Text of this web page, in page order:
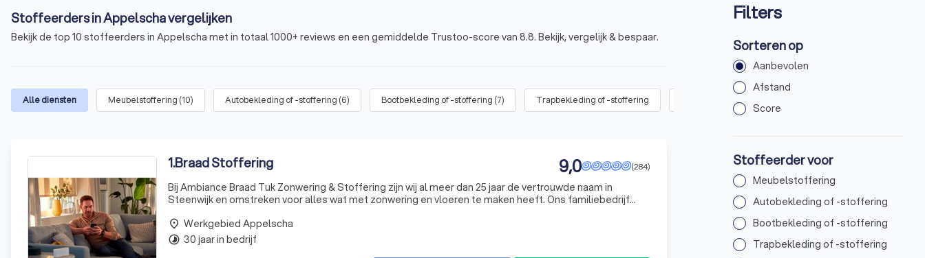
Stoffeerders in Appelscha vergelijken
Bekijk de top 10 stoffeerders in Appelscha met in totaal 1000+ reviews en een gemiddelde Trustoo-score van 8.8. Bekijk, vergelijk & bespaar.
Alle diensten Meubelstoffering (10) Autobekleding of -stoffering (6) Bootbekleding of -stoffering (7) Trapbekleding of -stoffering Raambekleding of -decoratie
1.Braad Stoffering (284)
9,0
Bij Ambiance Braad Tuk Zonwering & Stoffering zijn wij al meer dan 25 jaar de vertrouwde naam in
Steenwijk en omstreken voor alles wat met zonwering en vloeren te maken heeft. Ons familiebedrijf
elk h
place Werkgebied Appelscha
timelapse 30 jaar in bedrijf
Filters
Sorteren op
Aanbevolen
Afstand
Score
Stoffeerder voor
Meubelstoffering
Autobekleding of -stoffering
Bootbekleding of -stoffering
Trapbekleding of -stoffering